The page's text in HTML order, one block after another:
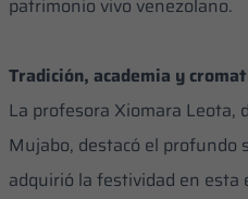
patrimonio vivo venezolano.
Tradición, academia y
La profesora Xiomara Leota,
Mujabo, destacó el profundo
adquirió la festividad en esta